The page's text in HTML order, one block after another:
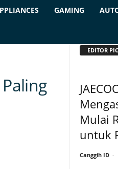
GAMING
EDITOR
Mulai
untuk
Canggih ID -